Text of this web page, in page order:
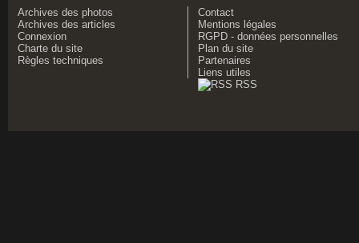
Archives des photos
Archives des articles
Connexion
Charte du site
Règles techniques
Contact
Mentions légales
RGPD - données personnelles
Plan du site
Partenaires
Liens utiles
RSS